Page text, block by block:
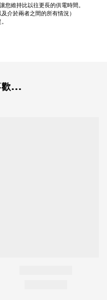
維持比以往更長的供電時間。
介於兩者之間的所有情況）
歡...